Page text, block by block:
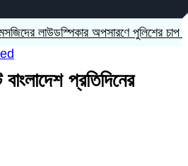
লাউডস্পিকার অপসারণে পুলিশের চাপ
প্রতিদিনের